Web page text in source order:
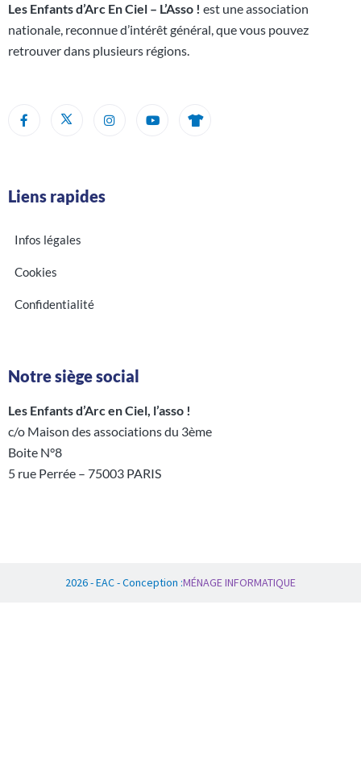
Les Enfants d’Arc En Ciel – L’Asso ! est une association
nationale, reconnue d’intérêt général, que vous pouvez
retrouver dans plusieurs régions.
Liens rapides
Infos légales
Cookies
Confidentialité
Notre siège social
Les Enfants d’Arc en Ciel, l’asso !
c/o Maison des associations du 3ème
Boite N°8
5 rue Perrée – 75003 PARIS
2026-EAC-Conception :MÉNAGEINFORMATIQUE